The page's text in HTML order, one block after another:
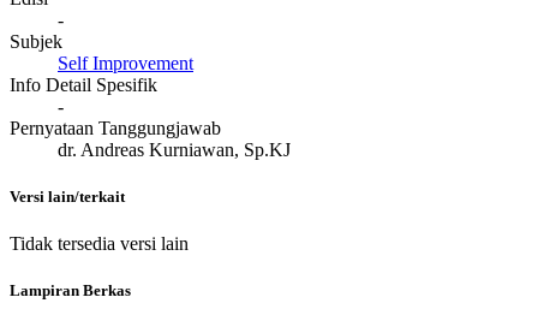
-
Subjek
Self Improvement
Info Detail Spesifik
-
Pernyataan Tanggungjawab
dr. Andreas Kurniawan, Sp.KJ
Versi lain/terkait
Tidak tersedia versi lain
Lampiran Berkas